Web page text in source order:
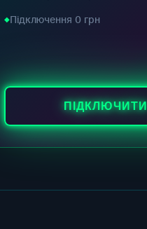
Підключення 0 грн
ПІДКЛЮЧИТИ